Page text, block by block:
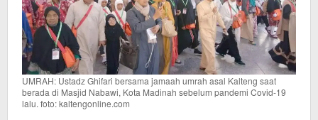
UMRAH: Ustadz Ghifari bersama jamaah umrah asal Kalteng saat
berada di Masjid Nabawi, Kota Madinah sebelum pandemi Covid-19
lalu. foto: kaltengonline.com